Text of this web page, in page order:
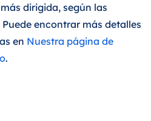
dirigida, según las
encontrar más detalles
en Nuestra página de
.